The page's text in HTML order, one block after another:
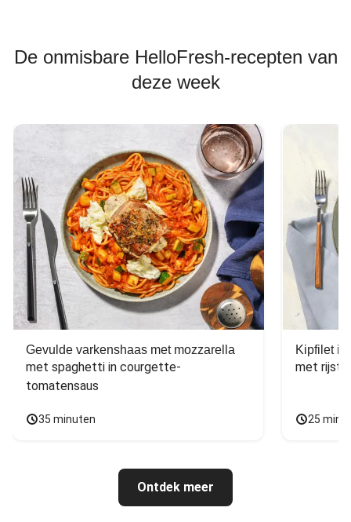
De onmisbare HelloFresh-recepten van
deze week
Gevulde varkenshaas met mozzarella
met spaghetti in courgette-
tomatensaus
35 minuten
Kipfilet in
met rijst,
25
Ontdek meer